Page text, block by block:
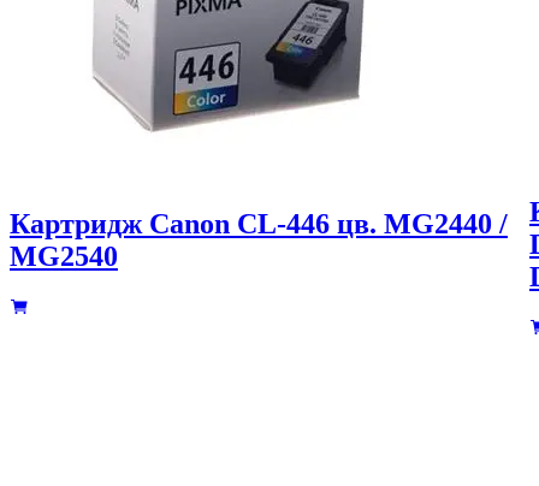
Картридж Canon CL-446 цв. MG2440 /
MG2540